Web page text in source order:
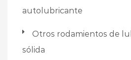
autolubricante
Otros rodamientos de
sólida